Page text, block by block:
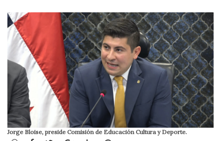
Jorge Bloise, preside Comisión de Educación Cultura y Deporte.